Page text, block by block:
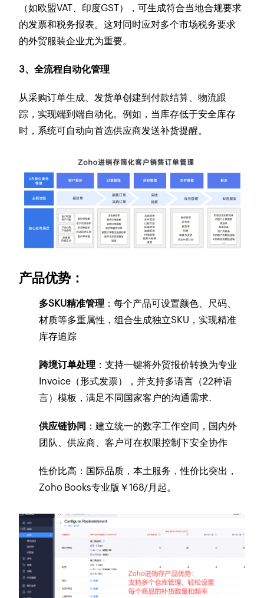
（如欧盟VAT、印度GST），可生成符合当地合规要求
的发票和税务报表。这对同时应对多个市场税务要求
的外贸服装企业尤为重要。
3、全流程自动化管理
从采购订单生成、发货单创建到付款结算、物流跟
踪，实现端到端自动化。例如，当库存低于安全库存
时，系统可自动向首选供应商发送补货提醒。
产品优势：
多SKU精准管理 ：每个产品可设置颜色、尺码、
材质等多重属性，组合生成独立SKU，实现精准
库存追踪
跨境订单处理 ：支持一键将外贸报价转换为专业
Invoice（形式发票），并支持多语言（22种语
言）模板，满足不同国家客户的沟通需求.
供应链协同 ：建立统一的数字工作空间，国内外
团队、供应商、客户可在权限控制下安全协作
性价比高： 国际品质，本土服务，性价比突出，
Zoho Books专业版￥168/月起。